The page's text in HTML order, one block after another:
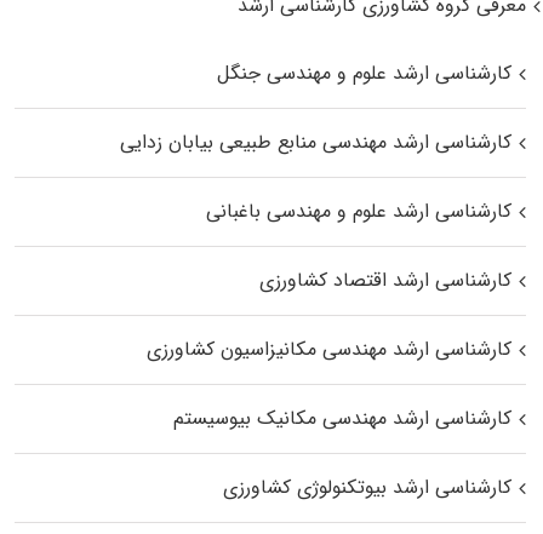
کارشناسی ارشد علوم و مهندسی جنگل
کارشناسی ارشد مهندسی منابع طبیعی بیابان زدایی
کارشناسی ارشد علوم و مهندسی باغبانی
کارشناسی ارشد اقتصاد کشاورزی
کارشناسی ارشد مهندسی مکانیزاسیون کشاورزی
کارشناسی ارشد مهندسی مکانیک بیوسیستم
کارشناسی ارشد بیوتکنولوژی کشاورزی